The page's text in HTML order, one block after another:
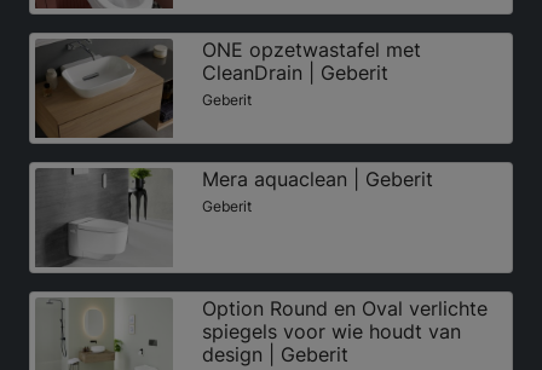
ONE opzetwastafel met
CleanDrain | Geberit
Geberit
Mera aquaclean | Geberit
Geberit
Option Round en Oval verlichte
spiegels voor wie houdt van
design | Geberit